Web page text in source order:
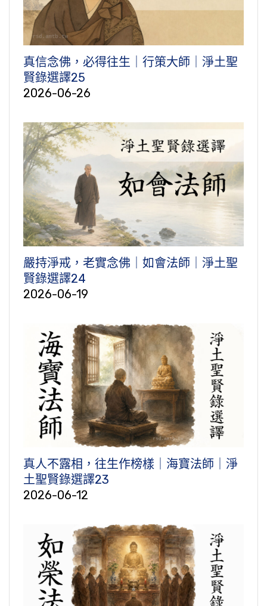
真信念佛，必得往生｜行策大師｜淨土聖
賢錄選譯25
2026-06-26
嚴持淨戒，老實念佛｜如會法師｜淨土聖
賢錄選譯24
2026-06-19
真人不露相，往生作榜樣｜海寶法師｜淨
土聖賢錄選譯23
2026-06-12